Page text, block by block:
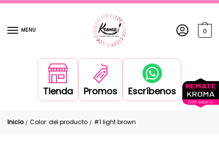
MENU 0
Tienda Promos Escríbenos
Inicio / Color: del producto / #1 light brown